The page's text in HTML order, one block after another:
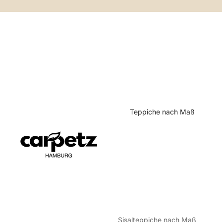
Teppiche nach Maß
Sisalteppiche nach Maß